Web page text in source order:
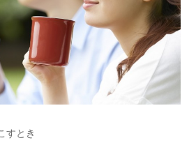
すとき